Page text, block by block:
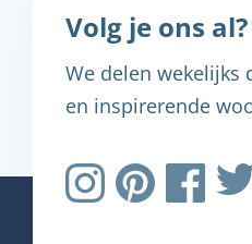
Volg je ons al?
We delen wekelijks
en inspirerende